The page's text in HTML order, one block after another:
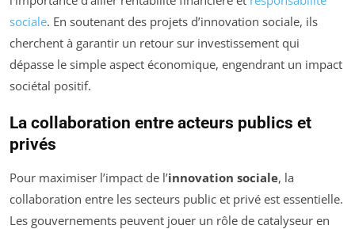
sociale. En soutenant des projets d’innovation sociale, ils
cherchent à garantir un retour sur investissement qui
dépasse le simple aspect économique, engendrant un impact
sociétal positif.
La collaboration entre acteurs publics et
privés
Pour maximiser l’impact de l’innovation sociale, la
collaboration entre les secteurs public et privé est essentielle.
Les gouvernements peuvent jouer un rôle de catalyseur en